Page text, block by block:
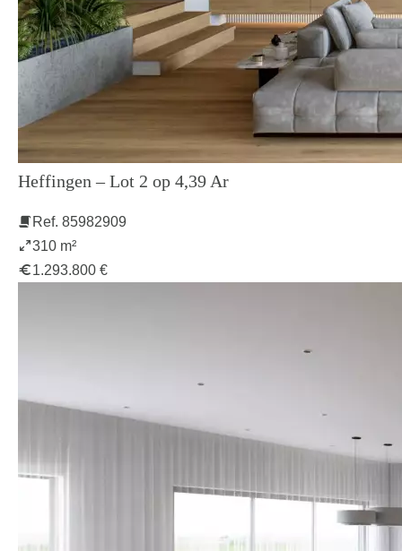
Heffingen – Lot 2 op 4,39 Ar
Ref. 85982909
310 m²
1.293.800 €